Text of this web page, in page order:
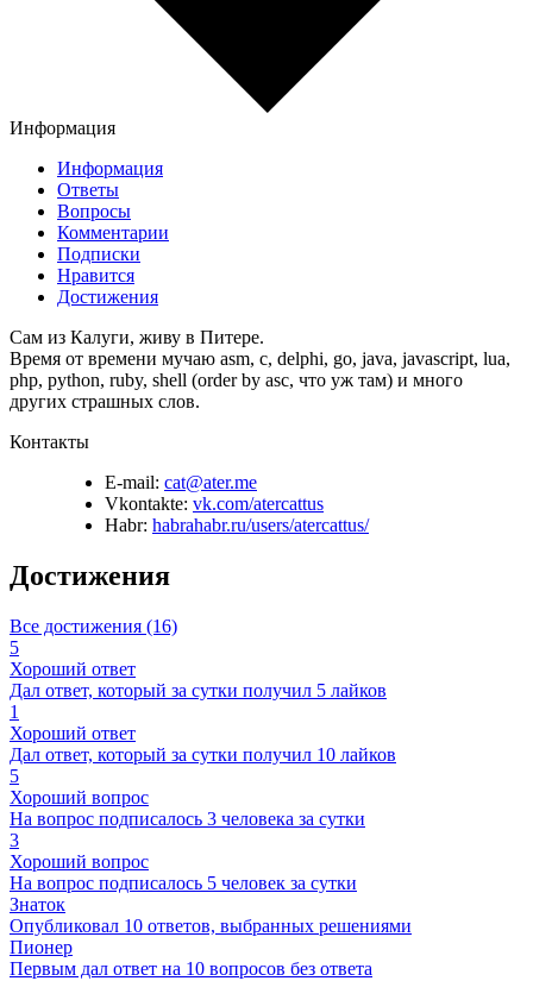
Информация
Информация
Ответы
Вопросы
Комментарии
Подписки
Нравится
Достижения
Сам из Калуги, живу в Питере.
Время от времени мучаю asm, c, delphi, go, java, javascript, lua,
php, python, ruby, shell (order by asc, что уж там) и много
других страшных слов.
Контакты
E-mail: cat@ater.me
Vkontakte: vk.com/atercattus
Habr: habrahabr.ru/users/atercattus/
Достижения
Все достижения (16)
5
Хороший ответ
Дал ответ, который за сутки получил 5 лайков
1
Хороший ответ
Дал ответ, который за сутки получил 10 лайков
5
Хороший вопрос
На вопрос подписалось 3 человека за сутки
3
Хороший вопрос
На вопрос подписалось 5 человек за сутки
Знаток
Опубликовал 10 ответов, выбранных решениями
Пионер
Первым дал ответ на 10 вопросов без ответа